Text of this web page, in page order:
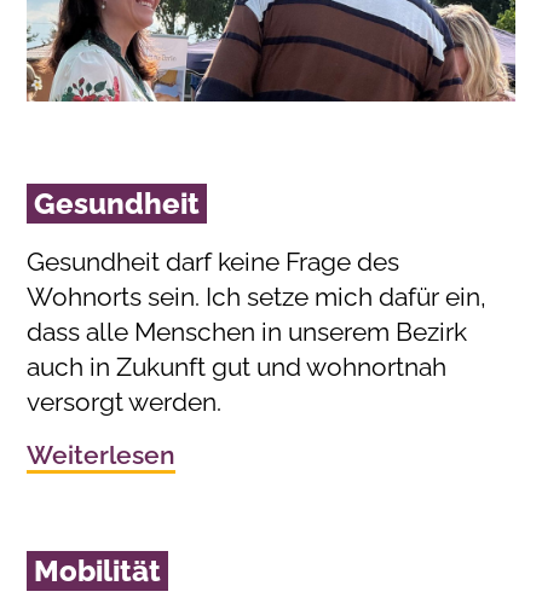
Gesundheit
Gesundheit darf keine Frage des
Wohnorts sein. Ich setze mich dafür ein,
dass alle Menschen in unserem Bezirk
auch in Zukunft gut und wohnortnah
versorgt werden.
Weiterlesen
Mobilität